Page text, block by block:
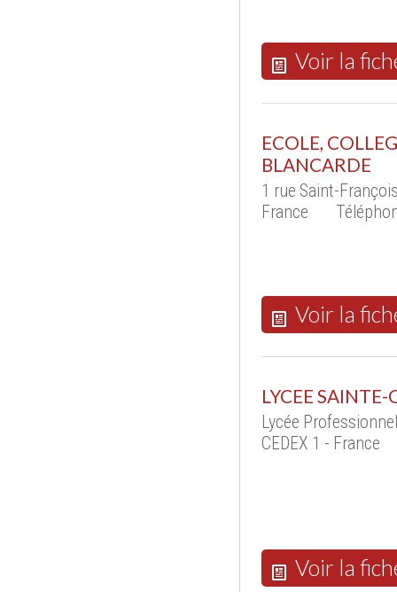
Voir la
ECOLE,
BLANCARDE
1 rue Saint-
France
Voir la
LYCEE
Lycée
CEDEX 1 - France
Voir la